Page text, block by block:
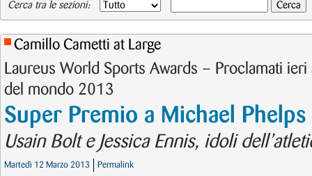
Cerca tra le sezioni:
Camillo Cametti at Large
Laureus World Sports Awards – Proclamati
del mondo 2013
Super Premio a Michael Phelps
Usain Bolt e Jessica Ennis, idoli
Martedì 12 Marzo 2013 Permalink